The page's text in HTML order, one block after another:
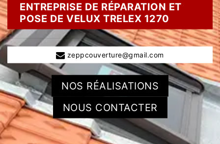
ENTREPRISE DE RÉPARATION ET
POSE DE VELUX TRELEX 1270
zeppcouverture@gmail.com
NOS RÉALISATIONS
NOUS CONTACTER